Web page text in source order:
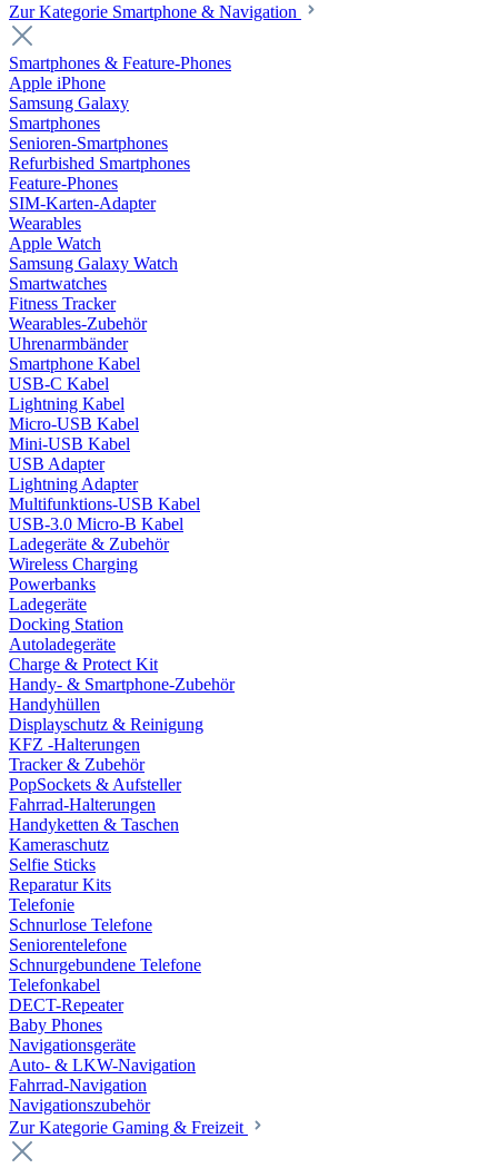
Zur Kategorie Smartphone & Navigation
Smartphones & Feature-Phones
Apple iPhone
Samsung Galaxy
Smartphones
Senioren-Smartphones
Refurbished Smartphones
Feature-Phones
SIM-Karten-Adapter
Wearables
Apple Watch
Samsung Galaxy Watch
Smartwatches
Fitness Tracker
Wearables-Zubehör
Uhrenarmbänder
Smartphone Kabel
USB-C Kabel
Lightning Kabel
Micro-USB Kabel
Mini-USB Kabel
USB Adapter
Lightning Adapter
Multifunktions-USB Kabel
USB-3.0 Micro-B Kabel
Ladegeräte & Zubehör
Wireless Charging
Powerbanks
Ladegeräte
Docking Station
Autoladegeräte
Charge & Protect Kit
Handy- & Smartphone-Zubehör
Handyhüllen
Displayschutz & Reinigung
KFZ -Halterungen
Tracker & Zubehör
PopSockets & Aufsteller
Fahrrad-Halterungen
Handyketten & Taschen
Kameraschutz
Selfie Sticks
Reparatur Kits
Telefonie
Schnurlose Telefone
Seniorentelefone
Schnurgebundene Telefone
Telefonkabel
DECT-Repeater
Baby Phones
Navigationsgeräte
Auto- & LKW-Navigation
Fahrrad-Navigation
Navigationszubehör
Zur Kategorie Gaming & Freizeit